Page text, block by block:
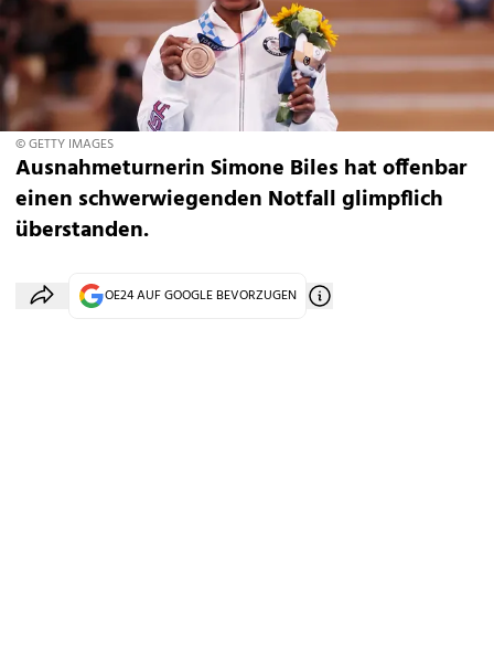
© GETTY IMAGES
Ausnahmeturnerin Simone Biles hat offenbar
einen schwerwiegenden Notfall glimpflich
überstanden.
OE24 AUF GOOGLE BEVORZUGEN